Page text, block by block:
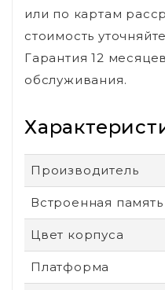
или по картам
стоимость
Гарантия 12
обслуживания.
Производитель
Встроенная память
Цвет корпуса
Платформа